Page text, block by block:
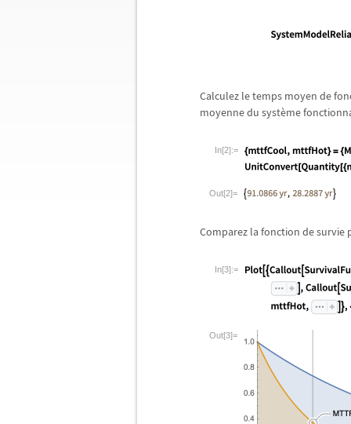
Calculez le temps moyen de
moyenne du système
In[2]:=
Out[2]=
Comparez la fonction de survie
In[3]:=
Out[3]=